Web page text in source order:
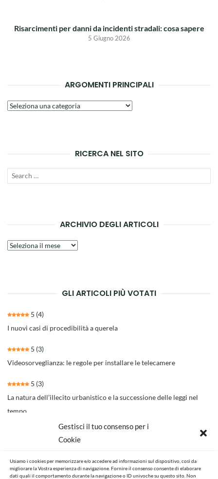
Gestisci il tuo consenso per i
Cookie
Usiamo i cookies per memorizzare e/o accedere ad informazioni sul dispositivo, così da
migliorare la Vostra esperienza di navigazione. Fornire il consenso consente di elaborare
dati quali il comportamento durante la navigazione o ID univoche su questo sito. Non
Risarcimenti per danni da incidenti stradali: cosa sapere
5 Giugno 2026
ARGOMENTI PRINCIPALI
Argomenti
RICERCA NEL SITO
Search
ARCHIVIO DEGLI ARTICOLI
Archivio
GLI ARTICOLI PIÙ VOTATI
5 (4)
I nuovi casi di procedibilità a querela
5 (3)
Videosorveglianza: le regole per installare le telecamere
5 (3)
La natura dell’illecito urbanistico e la successione delle leggi nel
tempo
4.6 (14)